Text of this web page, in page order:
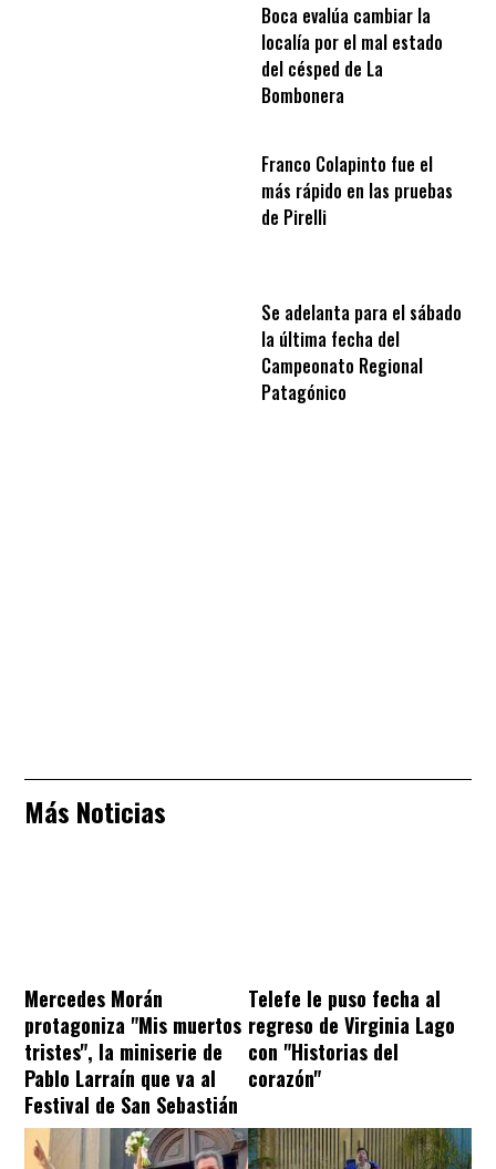
Boca evalúa cambiar la
localía por el mal estado
del césped de La
Bombonera
Franco Colapinto fue el
más rápido en las pruebas
de Pirelli
Se adelanta para el sábado
la última fecha del
Campeonato Regional
Patagónico
Más Noticias
Mercedes Morán
protagoniza "Mis muertos
tristes", la miniserie de
Pablo Larraín que va al
Festival de San Sebastián
Telefe le puso fecha al
regreso de Virginia Lago
con "Historias del
corazón"